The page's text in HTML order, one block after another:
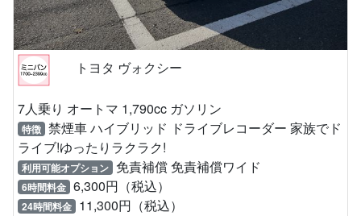
トヨタ ヴォクシー
7人乗り オートマ 1,790cc ガソリン
特徴 禁煙車 ハイブリッド ドライブレコーダー 家族でド
ライブ!ゆったりラクラク!
利用可能オプション 免責補償 免責補償ワイド
6時間料金 6,300円（税込）
24時間料金 11,300円（税込）